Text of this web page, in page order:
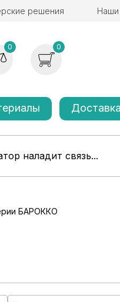
решения Наши
0 0
Доставка
наладит связь...
БАРОККО